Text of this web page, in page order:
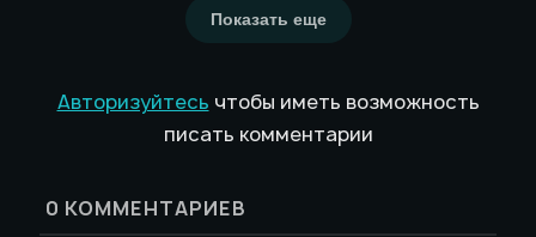
Показать еще
Авторизуйтесь чтобы иметь возможность
писать комментарии
0 КОММЕНТАРИЕВ